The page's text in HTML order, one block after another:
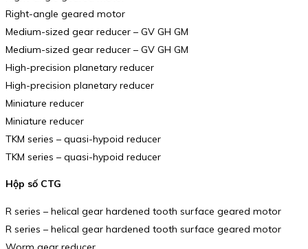
Right-angle geared motor
Medium-sized gear reducer – GV GH GM
Medium-sized gear reducer – GV GH GM
High-precision planetary reducer
High-precision planetary reducer
Miniature reducer
Miniature reducer
TKM series – quasi-hypoid reducer
TKM series – quasi-hypoid reducer
Hộp số CTG
R series – helical gear hardened tooth surface geared motor
R series – helical gear hardened tooth surface geared motor